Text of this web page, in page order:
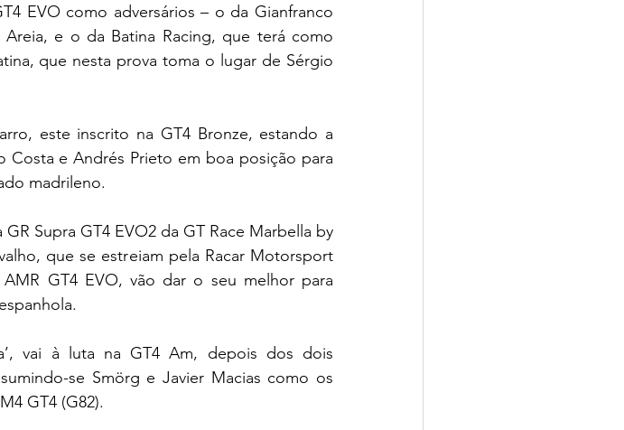
EVO como adversários – o da Gianfranco
e o da Batina Racing, que terá como
que nesta prova toma o lugar de Sérgio
este inscrito na GT4 Bronze, estando a
e Andrés Prieto em boa posição para
madrileno.
Supra GT4 EVO2 da GT Race Marbella by
que se estreiam pela Racar Motorsport
GT4 EVO, vão dar o seu melhor para
vai à luta na GT4 Am, depois dos dois
se Smörg e Javier Macias como os
GT4 (G82).